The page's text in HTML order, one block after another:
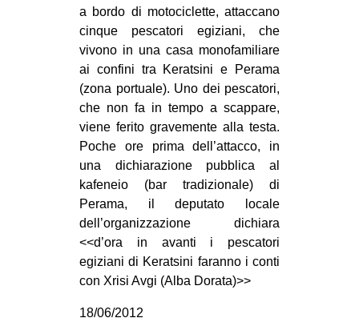
a bordo di motociclette, attaccano
cinque pescatori egiziani, che
vivono in una casa monofamiliare
ai confini tra Keratsini e Perama
(zona portuale). Uno dei pescatori,
che non fa in tempo a scappare,
viene ferito gravemente alla testa.
Poche ore prima dell’attacco, in
una dichiarazione pubblica al
kafeneio (bar tradizionale) di
Perama, il deputato locale
dell’organizzazione dichiara
<<d’ora in avanti i pescatori
egiziani di Keratsini faranno i conti
con Xrisi Avgi (Alba Dorata)>>
18/06/2012